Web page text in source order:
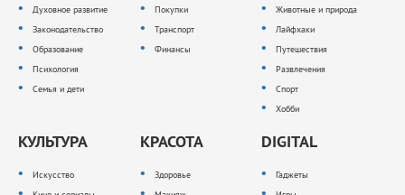
Духовное развитие
Законодательство
Образование
Психология
Семья и дети
Покупки
Транспорт
Финансы
Животные и природа
Лайфхаки
Путешествия
Развлечения
Спорт
Хобби
КУЛЬТУРА
Искусство
КРАСОТА
Здоровье
DIGITAL
Гаджеты